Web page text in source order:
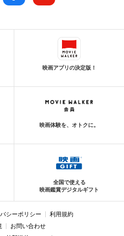
映画アプリの決定版！
映画体験を、オトクに。
全国で使える
映画鑑賞デジタルギフト
シーポリシー
利用規約
お問い合わせ